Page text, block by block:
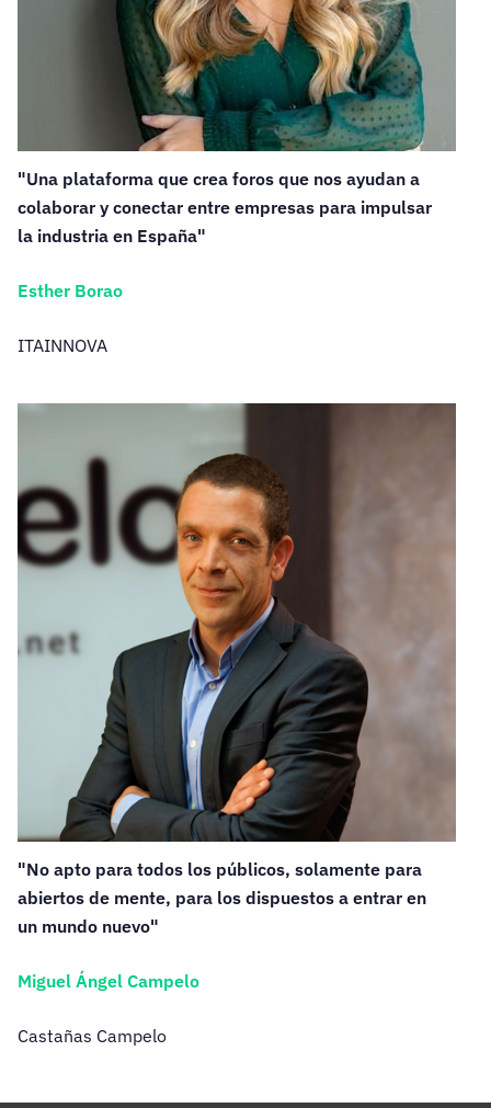
"Una plataforma que crea foros que nos ayudan a
colaborar y conectar entre empresas para impulsar
la industria en España"
Esther Borao
ITAINNOVA
"No apto para todos los públicos, solamente para
abiertos de mente, para los dispuestos a entrar en
un mundo nuevo"
Miguel Ángel Campelo
Castañas Campelo